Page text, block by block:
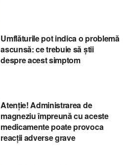
Umflăturile pot indica o problemă
ascunsă: ce trebuie să știi
despre acest simptom
Atenție! Administrarea de
magneziu împreună cu aceste
medicamente poate provoca
reacții adverse grave